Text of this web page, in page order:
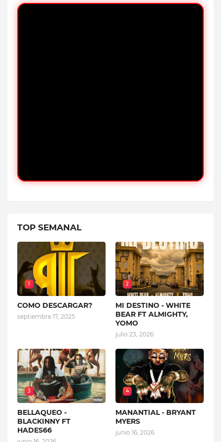
TOP SEMANAL
1
COMO DESCARGAR?
septiembre 17, 2025
2
MI DESTINO - WHITE
BEAR FT ALMIGHTY,
YOMO
julio 23, 2026
3
BELLAQUEO -
BLACKINNY FT
HADES66
4
MANANTIAL - BRYANT
MYERS
junio 16, 2026